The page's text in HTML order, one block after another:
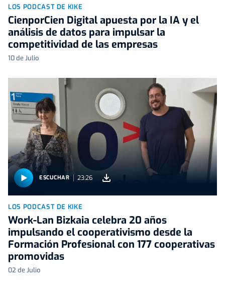
LOS PODCAST DE KIKE
CienporCien Digital apuesta por la IA y el
análisis de datos para impulsar la
competitividad de las empresas
10 de Julio
ESCUCHAR 23:26
LOS PODCAST DE KIKE
Work-Lan Bizkaia celebra 20 años
impulsando el cooperativismo desde la
Formación Profesional con 177 cooperativas
promovidas
02 de Julio